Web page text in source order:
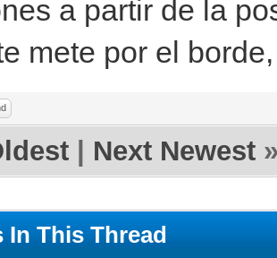
a partir de la
mete por el
Next Newest
In This Thread